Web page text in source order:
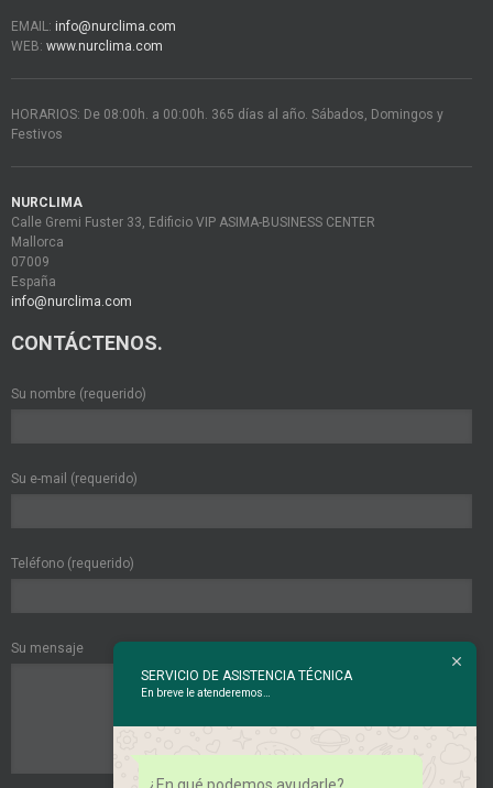
EMAIL: info@nurclima.com
WEB: www.nurclima.com
HORARIOS: De 08:00h. a 00:00h. 365 días al año. Sábados, Domingos y
Festivos
NURCLIMA
Calle Gremi Fuster 33, Edificio VIP ASIMA-BUSINESS CENTER
Mallorca
07009
España
info@nurclima.com
CONTÁCTENOS.
Su nombre (requerido)
Su e-mail (requerido)
Teléfono (requerido)
Su mensaje
SERVICIO DE ASISTENCIA TÉCNICA
En breve le atenderemos…
¿En qué podemos ayudarle?